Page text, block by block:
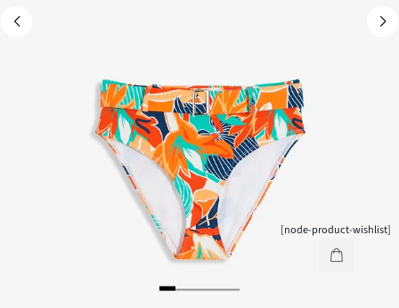
[node-product-wishlist]